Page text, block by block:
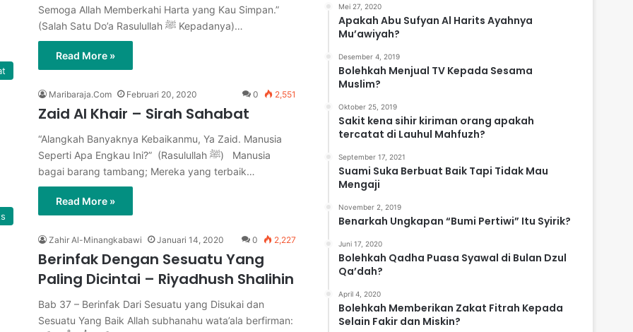
Semoga Allah Memberkahi Harta yang Kau Simpan.”
(Salah Satu Do’a Rasulullah ﷺ Kepadanya)…
Read More »
Maribaraja.Com Februari 20, 2020 0 2,551
Zaid Al Khair – Sirah Sahabat
“Alangkah Banyaknya Kebaikanmu, Ya Zaid. Manusia
Seperti Apa Engkau Ini?” (Rasulullah ﷺ) Manusia
bagai barang tambang; Mereka yang terbaik…
Read More »
Zahir Al-Minangkabawi Januari 14, 2020 0 2,227
Berinfak Dengan Sesuatu Yang
Paling Dicintai – Riyadhush Shalihin
Bab 37 – Berinfak Dari Sesuatu yang Disukai dan
Sesuatu Yang Baik Allah subhanahu wata’ala berfirman:
Mei 27, 2020
Apakah Abu Sufyan Al Harits Ayahnya
Mu’awiyah?
Desember 4, 2019
Bolehkah Menjual TV Kepada Sesama
Muslim?
Oktober 25, 2019
Sakit kena sihir kiriman orang apakah
tercatat di Lauhul Mahfuzh?
September 17, 2021
Suami Suka Berbuat Baik Tapi Tidak Mau
Mengaji
November 2, 2019
Benarkah Ungkapan “Bumi Pertiwi” Itu Syirik?
Juni 17, 2020
Bolehkah Qadha Puasa Syawal di Bulan Dzul
Qa’dah?
April 4, 2020
Bolehkah Memberikan Zakat Fitrah Kepada
Selain Fakir dan Miskin?